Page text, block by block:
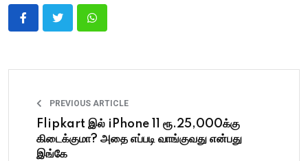
PREVIOUS ARTICLE
Flipkart இல் iPhone 11 ரூ.25,000க்கு
கிடைக்குமா? அதை எப்படி வாங்குவது என்பது
இங்கே